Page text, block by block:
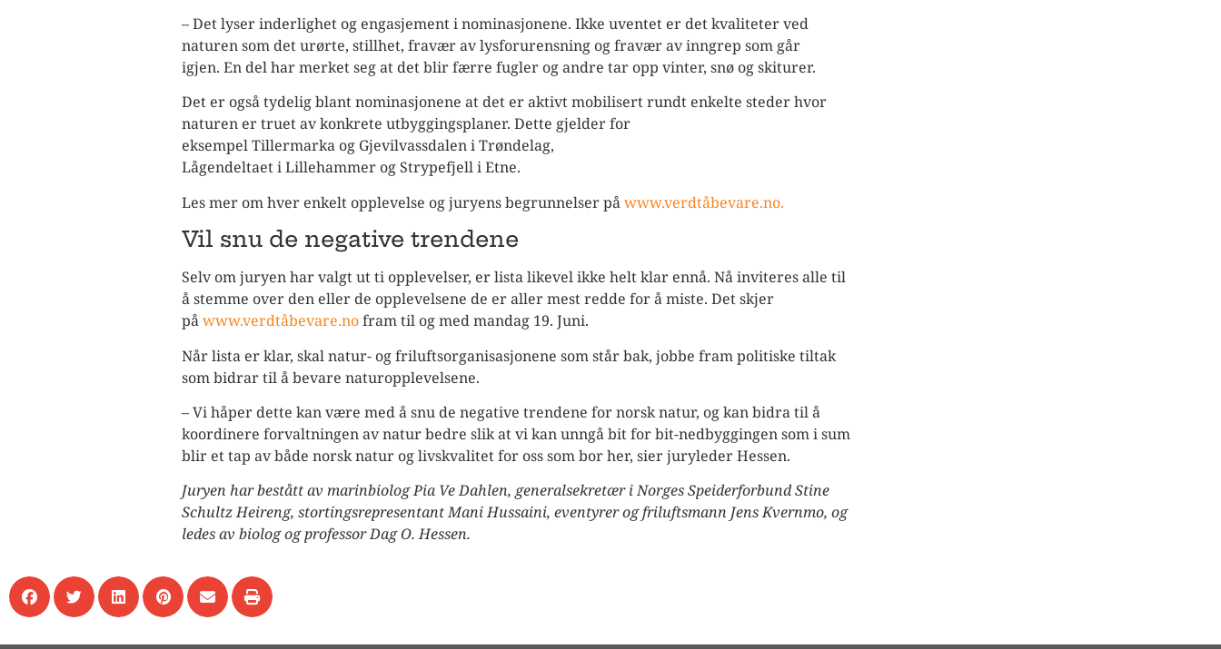
– Det lyser inderlighet og engasjement i nominasjonene. Ikke uventet er det kvaliteter ved
naturen som det urørte, stillhet, fravær av lysforurensning og fravær av inngrep som går
igjen. En del har merket seg at det blir færre fugler og andre tar opp vinter, snø og skiturer.
Det er også tydelig blant nominasjonene at det er aktivt mobilisert rundt enkelte steder hvor
naturen er truet av konkrete utbyggingsplaner. Dette gjelder for
eksempel Tillermarka og Gjevilvassdalen i Trøndelag,
Lågendeltaet i Lillehammer og Strypefjell i Etne.
Les mer om hver enkelt opplevelse og juryens begrunnelser påwww.verdtåbevare.no.
Vil snu de negative trendene
Selv om juryen har valgt ut ti opplevelser, er lista likevel ikke helt klar ennå. Nå inviteres alle til
å stemme over den eller de opplevelsene de er aller mest redde for å miste. Det skjer
påwww.verdtåbevare.nofram til og med mandag 19. Juni.
Når lista er klar, skal natur- og friluftsorganisasjonene som står bak, jobbe fram politiske tiltak
som bidrar til å bevare naturopplevelsene.
– Vi håper dette kan være med å snu de negative trendene for norsk natur, og kan bidra til å
koordinere forvaltningen av natur bedre slik at vi kan unngå bit for bit-nedbyggingen som i sum
blir et tap av både norsk natur og livskvalitet for oss som bor her, sier juryleder Hessen.
Juryen har bestått av marinbiolog Pia Ve Dahlen, generalsekretær i Norges Speiderforbund Stine
Schultz Heireng, stortingsrepresentant Mani Hussaini, eventyrer og friluftsmann Jens Kvernmo, og
ledes av biolog og professor Dag O. Hessen.